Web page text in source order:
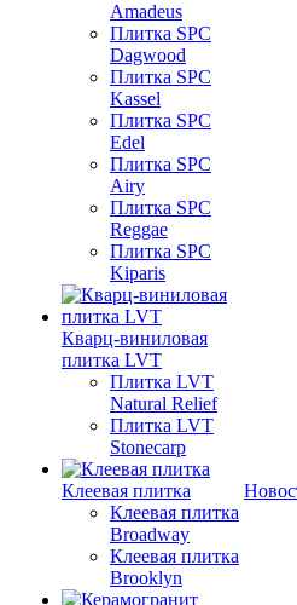
Amadeus
Плитка SPC
Dagwood
Плитка SPC
Kassel
Плитка SPC
Edel
Плитка SPC
Airy
Плитка SPC
Reggae
Плитка SPC
Kiparis
Кварц-виниловая
плитка LVT
Плитка LVT
Natural Relief
Плитка LVT
Stonecarp
Клеевая плитка
Клеевая плитка
Broadway
Клеевая плитка
Brooklyn